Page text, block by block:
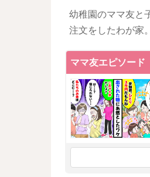
幼稚園のママ友と
注文をしたわが家
ママ友エピソード